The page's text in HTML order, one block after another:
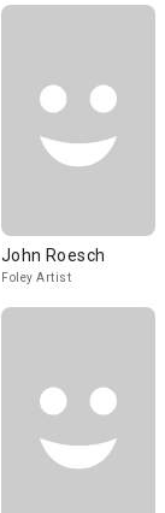
John Roesch
Foley Artist